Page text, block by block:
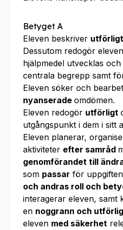
Betyget A
Eleven beskriver
Dessutom redogör eleven
hjälpmedel utvecklas
centrala begrepp samt
Eleven söker och
nyanserade omdömen.
Eleven redogör utförligt
utgångspunkt i dem i sitt
Eleven planerar,
aktiviteter efter samråd
genomförandet till
som passar för uppgiften
och andras roll och
interagerar eleven, samt
en noggrann och utförlig
eleven med säkerhet